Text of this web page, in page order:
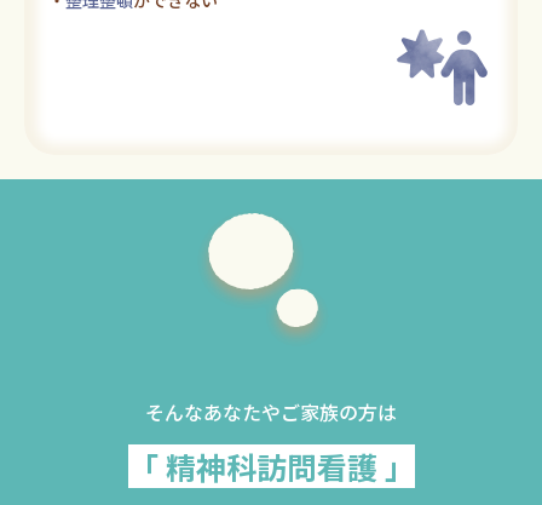
そんなあなたやご家族の方は
「 精神科訪問看護 」